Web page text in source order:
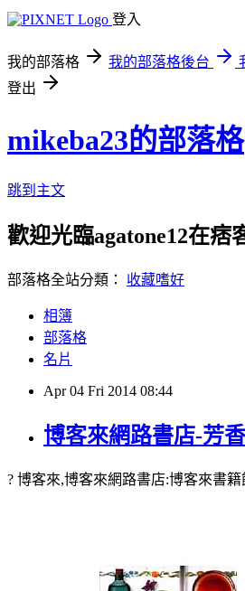
登入
我的部落格 我的部落格後台
登出
mikeba23的部落格
跳到主文
歡迎光臨agatone12在痞
部落格全站分類： 收藏嗜好
相簿
部落格
名片
Apr 04 Fri 2014 08:44
博客來網路書店-芳
? 博客來,博客來網路書店:博客來書